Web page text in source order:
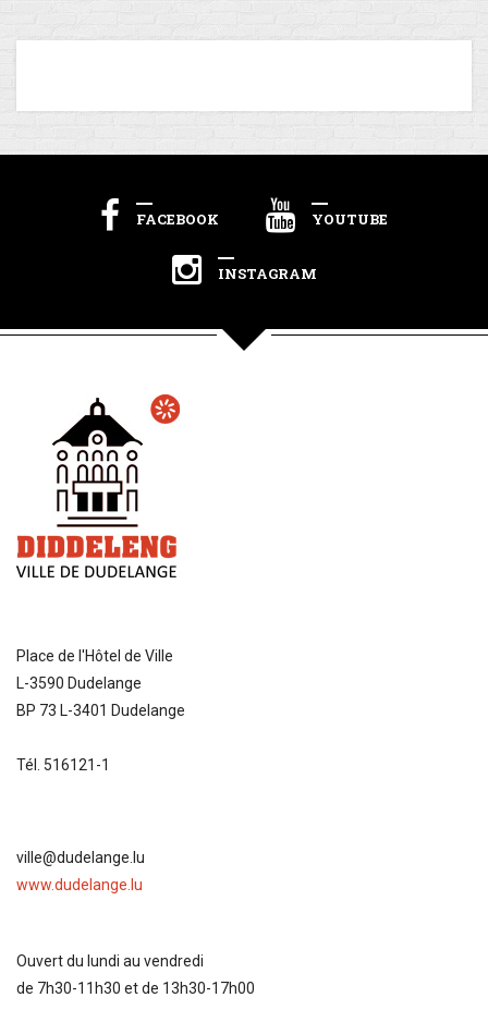
FACEBOOK YOUTUBE
INSTAGRAM
Place de l'Hôtel de Ville
L-3590 Dudelange
BP 73 L-3401 Dudelange
Tél. 516121-1
ville@dudelange.lu
www.dudelange.lu
Ouvert du lundi au vendredi
de 7h30-11h30 et de 13h30-17h00